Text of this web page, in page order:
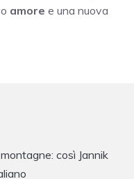
amore e una nuova
così Jannik